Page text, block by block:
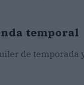
temporal
de temporada